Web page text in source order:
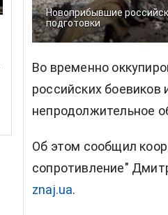
Новоприбывшие
подготовки
Во временно
российских
непродолжительное
Об этом сообщил
сопротивление"
znaj.ua.